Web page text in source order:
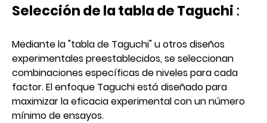
Selección de la tabla de Taguchi :
Mediante la "tabla de Taguchi" u otros diseños
experimentales preestablecidos, se seleccionan
combinaciones específicas de niveles para cada
factor. El enfoque Taguchi está diseñado para
maximizar la eficacia experimental con un número
mínimo de ensayos.